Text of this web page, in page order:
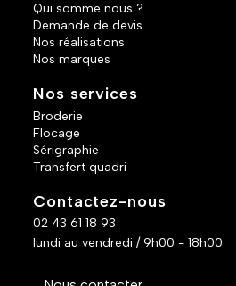
Qui somme nous ?
Demande de devis
Nos réalisations
Nos marques
Nos services
Broderie
Flocage
Sérigraphie
Transfert quadri
Contactez-nous
02 43 61 18 93
lundi au vendredi / 9h00 - 18h00